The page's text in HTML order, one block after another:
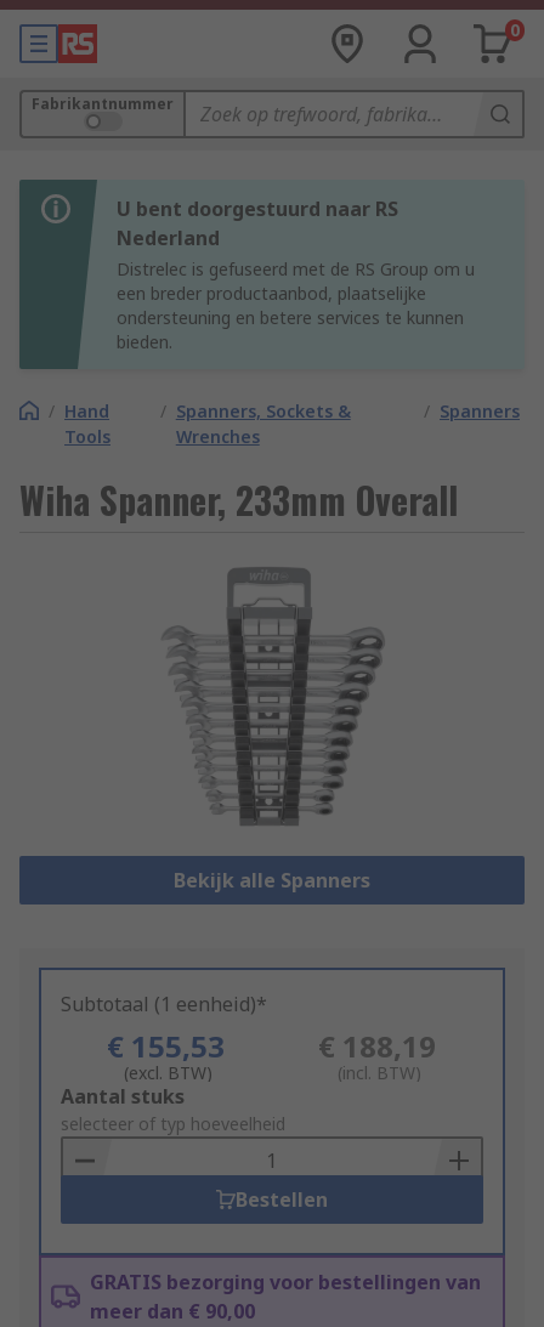
0
Fabrikantnummer
U bent doorgestuurd naar RS
Nederland
Distrelec is gefuseerd met de RS Group om u
een breder productaanbod, plaatselijke
ondersteuning en betere services te kunnen
bieden.
/ Hand
Tools
/ Spanners, Sockets &
Wrenches
/ Spanners
Wiha Spanner, 233mm Overall
Bekijk alle Spanners
Subtotaal (1 eenheid)*
€ 155,53
(excl. BTW)
€ 188,19
(incl. BTW)
Add
to
Basket
Aantal stuks
selecteer of typ hoeveelheid
Bestellen
GRATIS bezorging voor bestellingen van
meer dan € 90,00